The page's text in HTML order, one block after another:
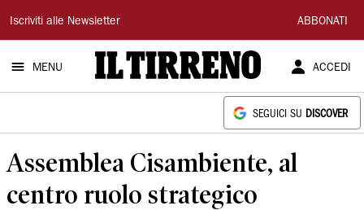
Il
Tirreno
Iscriviti alle Newsletter ABBONATI
MENU ACCEDI
SEGUICI SU DISCOVER
Assemblea Cisambiente, al
centro ruolo strategico